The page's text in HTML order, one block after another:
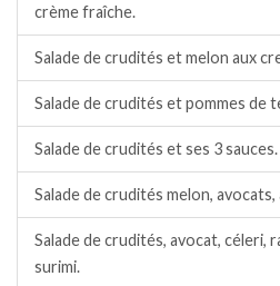
crème fraîche.
Salade de crudités et melon aux
Salade de crudités et pommes de
Salade de crudités et ses 3 sauces.
Salade de crudités melon,
Salade de crudités, avocat, céleri,
surimi.